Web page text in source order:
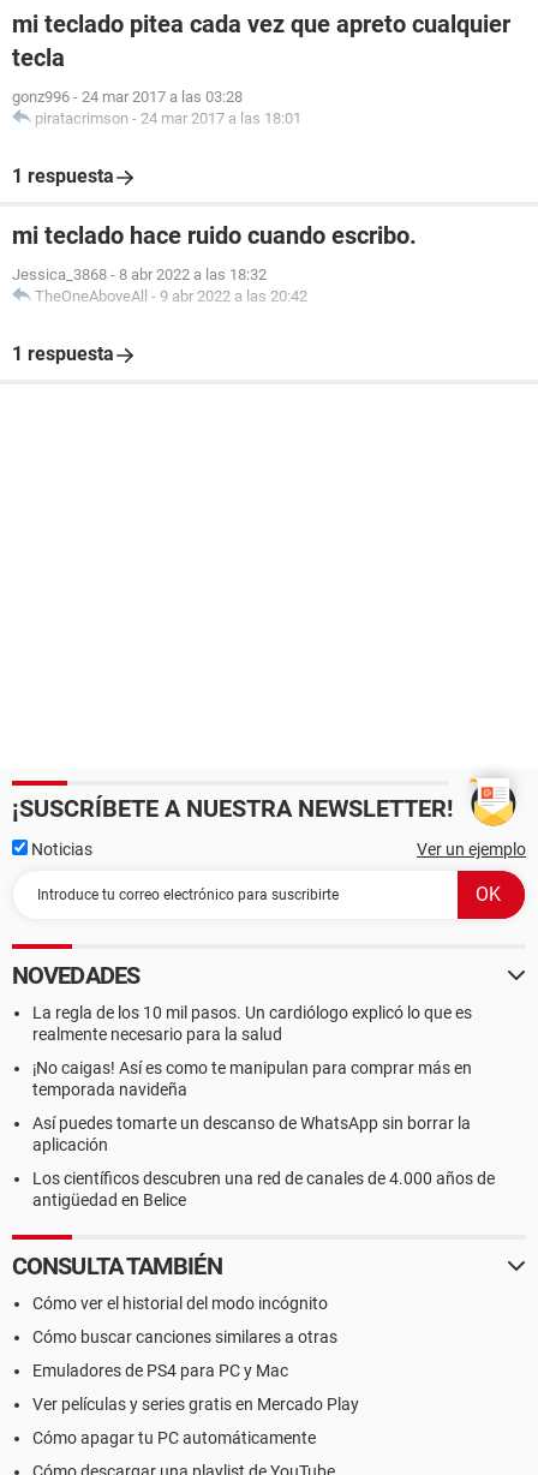
mi teclado pitea cada vez que apreto cualquier
tecla
gonz996 - 24 mar 2017 a las 03:28
piratacrimson - 24 mar 2017 a las 18:01
1 respuesta
mi teclado hace ruido cuando escribo.
Jessica_3868 - 8 abr 2022 a las 18:32
TheOneAboveAll - 9 abr 2022 a las 20:42
1 respuesta
¡SUSCRÍBETE A NUESTRA NEWSLETTER!
Noticias Ver un ejemplo
NOVEDADES
La regla de los 10 mil pasos. Un cardiólogo explicó lo que es
realmente necesario para la salud
¡No caigas! Así es como te manipulan para comprar más en
temporada navideña
Así puedes tomarte un descanso de WhatsApp sin borrar la
aplicación
Los científicos descubren una red de canales de 4.000 años de
antigüedad en Belice
CONSULTA TAMBIÉN
Cómo ver el historial del modo incógnito
Cómo buscar canciones similares a otras
Emuladores de PS4 para PC y Mac
Ver películas y series gratis en Mercado Play
Cómo apagar tu PC automáticamente